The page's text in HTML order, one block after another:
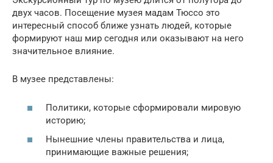
двух часов. Посещение музея мадам Тюссо это
интересный способ ближе узнать людей, которые
формируют наш мир сегодня или оказывают на него
значительное влияние.
В музее представлены:
Политики, которые сформировали мировую
историю;
Нынешние члены правительства и лица,
принимающие важные решения;